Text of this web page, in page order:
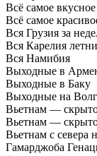
Всё самое
Всё самое
Вся Грузия за
Вся Карелия
Вся Намибия
Выходные в
Выходные в Баку
Выходные на
Вьетнам —
Вьетнам —
Вьетнам с севера
Гамарджоба